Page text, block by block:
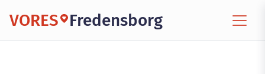
VORES Fredensborg